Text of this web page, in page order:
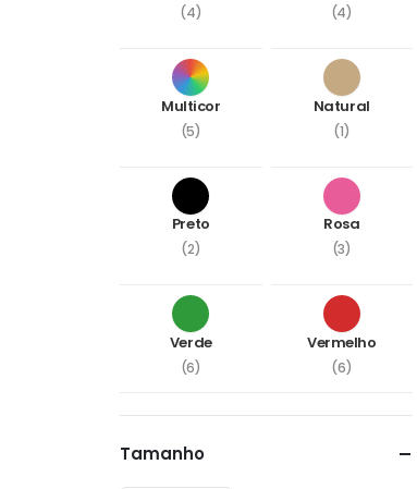
(4) (4)
Multicor
(5)
Natural
(1)
Preto
(2)
Rosa
(3)
Verde
(6)
Vermelho
(6)
Tamanho